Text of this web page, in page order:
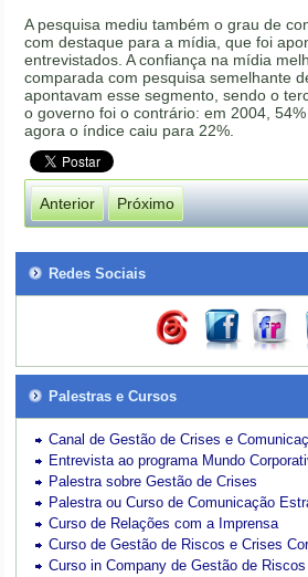
A pesquisa mediu também o grau de
com destaque para a mídia, que foi
entrevistados. A confiança na mídia
comparada com pesquisa semelhante
apontavam esse segmento, sendo o
o governo foi o contrário: em 2004,
agora o índice caiu para 22%.
Anterior Próximo
Redes Sociais
Palestras e Cursos
Canal de Gestão de Crises e
Entrevista ao programa Mundo
Palestra sobre Gestão de Crises
Palestra ou Curso de Comunicação
Curso de Relações com a Imprensa
Curso de Gestão de Riscos e Crises
Curso in Company de Gestão de